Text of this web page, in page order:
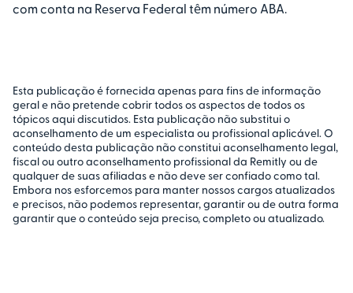
com conta na Reserva Federal têm número ABA.
Esta publicação é fornecida apenas para fins de informação
geral e não pretende cobrir todos os aspectos de todos os
tópicos aqui discutidos. Esta publicação não substitui o
aconselhamento de um especialista ou profissional aplicável. O
conteúdo desta publicação não constitui aconselhamento legal,
fiscal ou outro aconselhamento profissional da Remitly ou de
qualquer de suas afiliadas e não deve ser confiado como tal.
Embora nos esforcemos para manter nossos cargos atualizados
e precisos, não podemos representar, garantir ou de outra forma
garantir que o conteúdo seja preciso, completo ou atualizado.